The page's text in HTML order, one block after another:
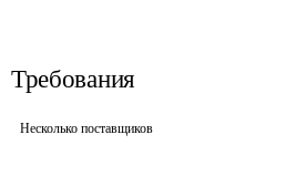
Требования
Несколько поставщиков